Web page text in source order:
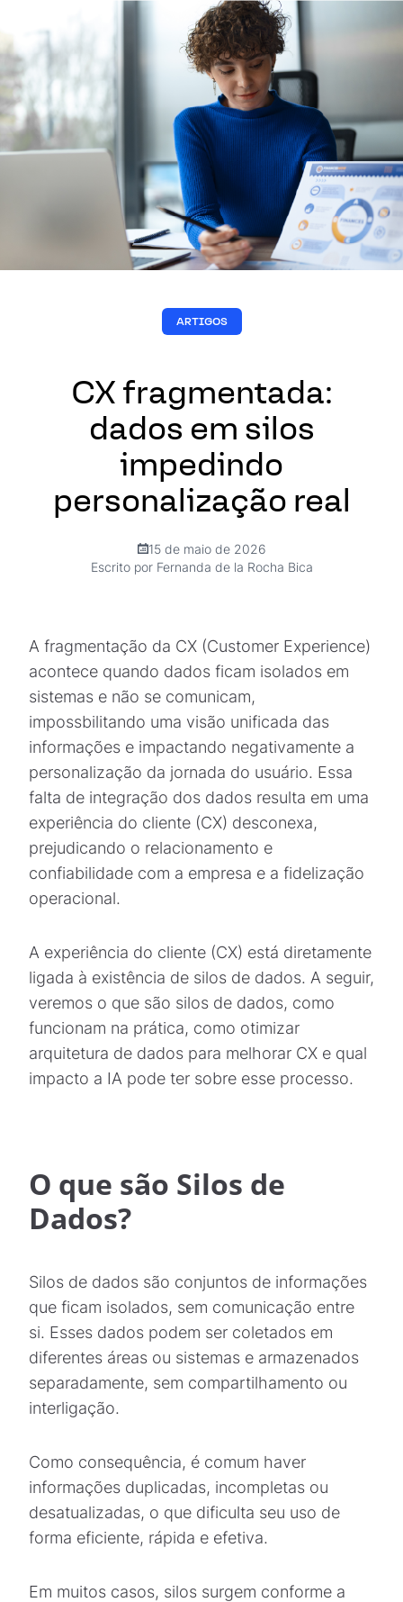
Pular para o conteúdo
ARTIGOS
CX fragmentada:
dados em silos
impedindo
personalização real
15 de maio de 2026
Escrito por Fernanda de la Rocha Bica
A fragmentação da CX (Customer Experience)
acontece quando dados ficam isolados em
sistemas e não se comunicam,
impossbilitando uma visão unificada das
informações e impactando negativamente a
personalização da jornada do usuário. Essa
falta de integração dos dados resulta em uma
experiência do cliente (CX) desconexa,
prejudicando o relacionamento e
confiabilidade com a empresa e a fidelização
operacional.
A experiência do cliente (CX) está diretamente
ligada à existência de silos de dados. A seguir,
veremos o que são silos de dados, como
funcionam na prática, como otimizar
arquitetura de dados para melhorar CX e qual
impacto a IA pode ter sobre esse processo.
O que são Silos de
Dados?
Silos de dados são conjuntos de informações
que ficam isolados, sem comunicação entre
si. Esses dados podem ser coletados em
diferentes áreas ou sistemas e armazenados
separadamente, sem compartilhamento ou
interligação.
Como consequência, é comum haver
informações duplicadas, incompletas ou
desatualizadas, o que dificulta seu uso de
forma eficiente, rápida e efetiva.
Em muitos casos, silos surgem conforme a